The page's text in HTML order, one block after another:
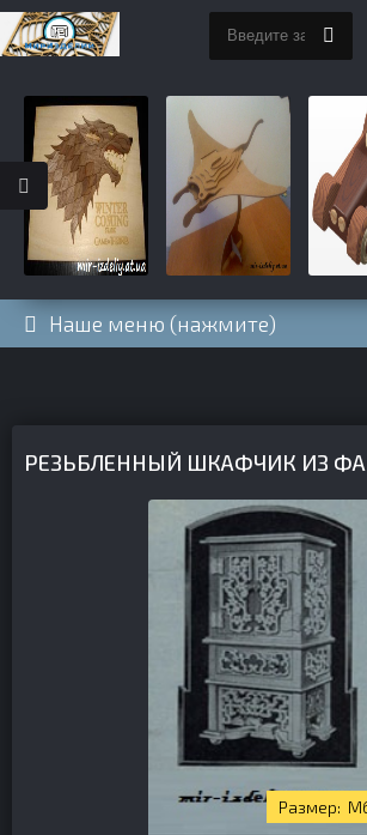
Наше меню (нажмите)
РЕЗЬБЛЕННЫЙ ШКАФЧИК ИЗ